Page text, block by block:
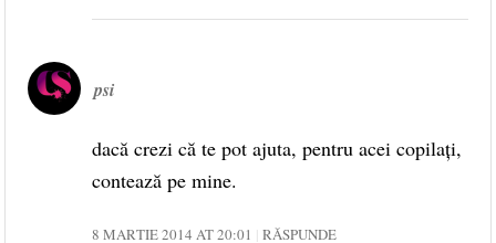
psi
dacă crezi că te pot ajuta, pentru acei copilaţi,
contează pe mine.
8 MARTIE 2014 AT 20:01 RĂSPUNDE